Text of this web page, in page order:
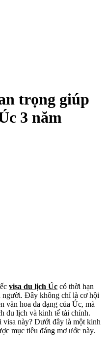
trọng giúp
3 năm
visa du lịch Úc có thời hạn
người. Đây không chỉ là cơ hội
văn hoa đa dạng của Úc, mà
du lịch và kinh tế tài chính.
visa này? Dưới đây là một kinh
mục tiêu đáng mơ ước này.